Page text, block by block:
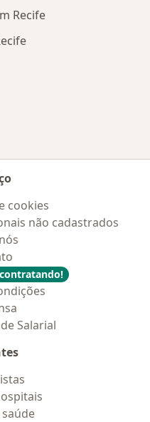
Recife
cookies
não cadastrados
Salarial